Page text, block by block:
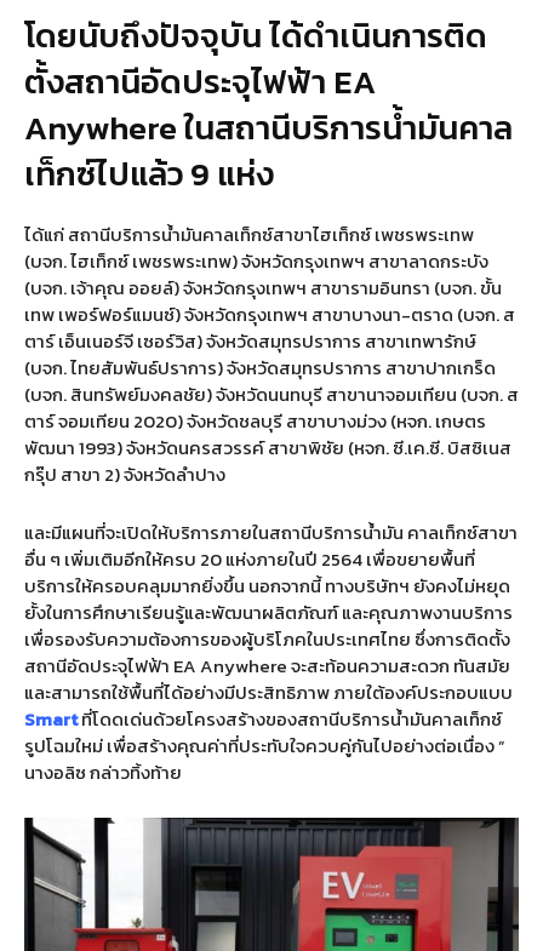
โดยนับถึงปัจจุบัน ได้ดำเนินการติด
ตั้งสถานีอัดประจุไฟฟ้า EA
Anywhere ในสถานีบริการน้ำมันคาล
เท็กซ์ไปแล้ว 9 แห่ง
ได้แก่ สถานีบริการน้ำมันคาลเท็กซ์สาขาไฮเท็กซ์ เพชรพระเทพ
(บจก. ไฮเท็กซ์ เพชรพระเทพ) จังหวัดกรุงเทพฯ สาขาลาดกระบัง
(บจก. เจ้าคุณ ออยล์) จังหวัดกรุงเทพฯ สาขารามอินทรา (บจก. ขั้น
เทพ เพอร์ฟอร์แมนซ์) จังหวัดกรุงเทพฯ สาขาบางนา-ตราด (บจก. ส
ตาร์ เอ็นเนอร์จี เซอร์วิส) จังหวัดสมุทรปราการ สาขาเทพารักษ์
(บจก. ไทยสัมพันธ์ปราการ) จังหวัดสมุทรปราการ สาขาปากเกร็ด
(บจก. สินทรัพย์มงคลชัย) จังหวัดนนทบุรี สาขานาจอมเทียน (บจก. ส
ตาร์ จอมเทียน 2020) จังหวัดชลบุรี สาขาบางม่วง (หจก. เกษตร
พัฒนา 1993) จังหวัดนครสวรรค์ สาขาพิชัย (หจก. ซี.เค.ซี. บิสซิเนส
กรุ๊ป สาขา 2) จังหวัดลำปาง
และมีแผนที่จะเปิดให้บริการภายในสถานีบริการน้ำมัน คาลเท็กซ์สาขา
อื่น ๆ เพิ่มเติมอีกให้ครบ 20 แห่งภายในปี 2564 เพื่อขยายพื้นที่
บริการให้ครอบคลุมมากยิ่งขึ้น นอกจากนี้ ทางบริษัทฯ ยังคงไม่หยุด
ยั้งในการศึกษาเรียนรู้และพัฒนาผลิตภัณฑ์ และคุณภาพงานบริการ
เพื่อรองรับความต้องการของผู้บริโภคในประเทศไทย ซึ่งการติดตั้ง
สถานีอัดประจุไฟฟ้า EA Anywhere จะสะท้อนความสะดวก ทันสมัย
และสามารถใช้พื้นที่ได้อย่างมีประสิทธิภาพ ภายใต้องค์ประกอบแบบ
Smartที่โดดเด่นด้วยโครงสร้างของสถานีบริการน้ำมันคาลเท็กซ์
รูปโฉมใหม่ เพื่อสร้างคุณค่าที่ประทับใจควบคู่กันไปอย่างต่อเนื่อง ”
นางอลิซ กล่าวทิ้งท้าย